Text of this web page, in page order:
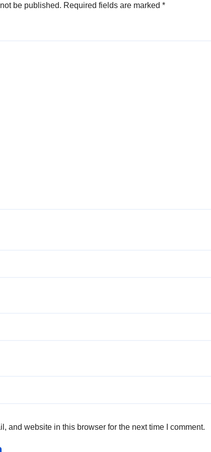
be published. Required fields are marked *
and website in this browser for the next time I comment.